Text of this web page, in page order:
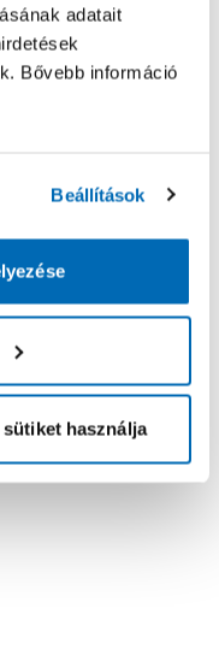
adatait
Bővebb információ
Beállítások
használja